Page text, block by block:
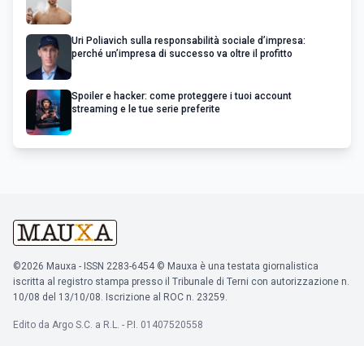
Uri Poliavich sulla responsabilità sociale d’impresa:
perché un’impresa di successo va oltre il profitto
Spoiler e hacker: come proteggere i tuoi account
streaming e le tue serie preferite
©2026 Mauxa - ISSN 2283-6454 © Mauxa è una testata giornalistica
iscritta al registro stampa presso il Tribunale di Terni con autorizzazione n.
10/08 del 13/10/08. Iscrizione al ROC n. 23259.
Edito da Argo S.C. a R.L. - P.I. 01407520558